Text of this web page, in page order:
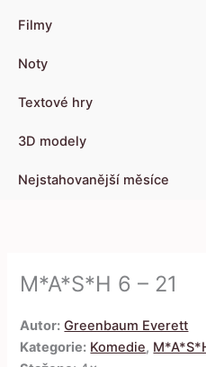
Filmy
Noty
Textové hry
3D modely
Nejstahovanější měsíce
M*A*S*H 6 – 21
Autor: Greenbaum Everett
Kategorie: Komedie,